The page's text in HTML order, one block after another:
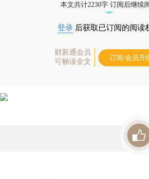
本文共计2230字 订阅后继续
登录 后获取已订阅的阅读
财新通会员
可畅读全文
订阅/会员升